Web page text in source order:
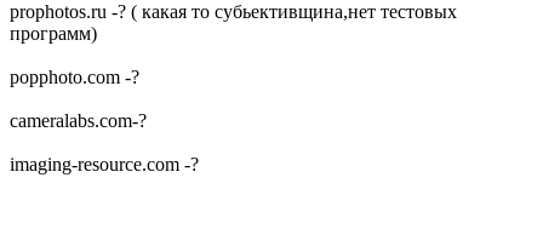
prophotos.ru -? ( какая то субьективщина,нет тестовых
программ)
popphoto.com -?
cameralabs.com-?
imaging-resource.com -?